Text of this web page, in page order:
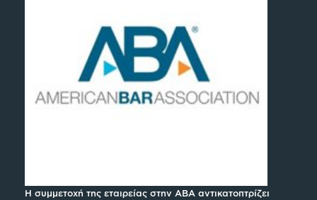
Η συμμετοχή της εταιρείας στην ABA αντικατοπτρίζει